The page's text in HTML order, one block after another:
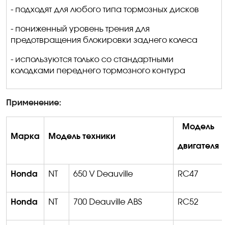
- подходят для любого типа тормозных дисков
- пониженный уровень трения для
предотвращения блокировки заднего колеса
- используются только со стандартными
колодками переднего тормозного контура
Применение:
Марка Модель техники
Модель
двигателя
Honda NT 650 V Deauville RC47
Honda NT 700 Deauville ABS RC52